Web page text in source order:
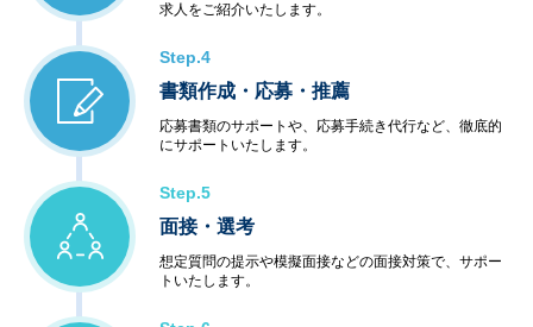
求人をご紹介いたします。
Step.4
書類作成・応募・推薦
応募書類のサポートや、応募手続き代行など、徹底的
にサポートいたします。
Step.5
面接・選考
想定質問の提示や模擬面接などの面接対策で、サポー
トいたします。